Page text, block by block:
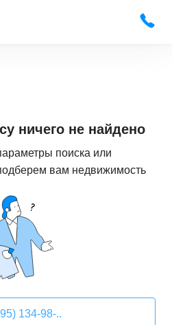
ничего не найдено
поиска или
вам недвижимость
134-98-..